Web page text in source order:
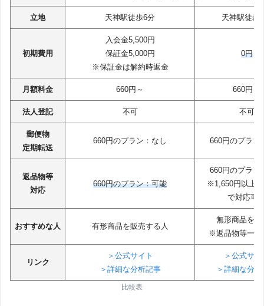
立地 天神駅徒歩6分 天神駅徒歩
初期費用
入会金5,500円
保証金5,000円
※保証金は解約時返金
0円
月額料金 660円～ 660円～
法人登記 不可 不可
郵便物
定期転送
660円のプラン：なし 660円のプラン
返品物等
対応
660円のプラン：可能
660円のプラン
※1,650円以上
で対応可
おすすめな人 有形商品を販売する人
無形商品を扱
※返品物等一切
リンク
＞公式サイト
＞詳細な分析記事
＞公式サイ
＞詳細な分
比較表